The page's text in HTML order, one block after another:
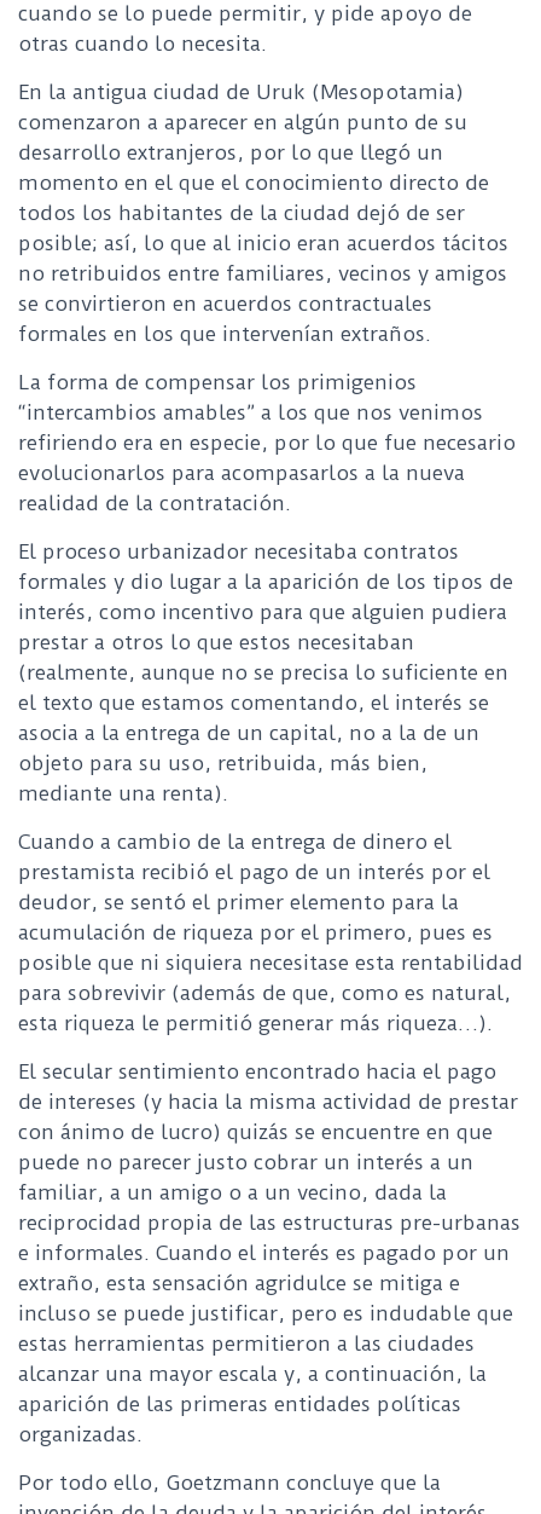
cuando se lo puede permitir, y pide apoyo de
otras cuando lo necesita.
En la antigua ciudad de Uruk (Mesopotamia)
comenzaron a aparecer en algún punto de su
desarrollo extranjeros, por lo que llegó un
momento en el que el conocimiento directo de
todos los habitantes de la ciudad dejó de ser
posible; así, lo que al inicio eran acuerdos tácitos
no retribuidos entre familiares, vecinos y amigos
se convirtieron en acuerdos contractuales
formales en los que intervenían extraños.
La forma de compensar los primigenios
“intercambios amables” a los que nos venimos
refiriendo era en especie, por lo que fue necesario
evolucionarlos para acompasarlos a la nueva
realidad de la contratación.
El proceso urbanizador necesitaba contratos
formales y dio lugar a la aparición de los tipos de
interés, como incentivo para que alguien pudiera
prestar a otros lo que estos necesitaban
(realmente, aunque no se precisa lo suficiente en
el texto que estamos comentando, el interés se
asocia a la entrega de un capital, no a la de un
objeto para su uso, retribuida, más bien,
mediante una renta).
Cuando a cambio de la entrega de dinero el
prestamista recibió el pago de un interés por el
deudor, se sentó el primer elemento para la
acumulación de riqueza por el primero, pues es
posible que ni siquiera necesitase esta rentabilidad
para sobrevivir (además de que, como es natural,
esta riqueza le permitió generar más riqueza…).
El secular sentimiento encontrado hacia el pago
de intereses (y hacia la misma actividad de prestar
con ánimo de lucro) quizás se encuentre en que
puede no parecer justo cobrar un interés a un
familiar, a un amigo o a un vecino, dada la
reciprocidad propia de las estructuras pre-urbanas
e informales. Cuando el interés es pagado por un
extraño, esta sensación agridulce se mitiga e
incluso se puede justificar, pero es indudable que
estas herramientas permitieron a las ciudades
alcanzar una mayor escala y, a continuación, la
aparición de las primeras entidades políticas
organizadas.
Por todo ello, Goetzmann concluye que la